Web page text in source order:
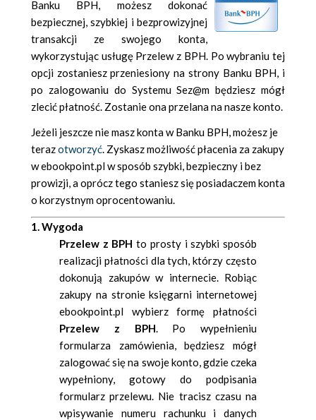
Banku BPH, możesz dokonać
bezpiecznej, szybkiej i bezprowizyjnej
transakcji ze swojego konta,
wykorzystując usługę Przelew z BPH. Po wybraniu tej
opcji zostaniesz przeniesiony na strony Banku BPH, i
po zalogowaniu do Systemu Sez@m będziesz mógł
zlecić płatność. Zostanie ona przelana na nasze konto.
Jeżeli jeszcze nie masz konta w Banku BPH, możesz je
terazotworzyć. Zyskasz możliwość płacenia za zakupy
w ebookpoint.pl w sposób szybki, bezpieczny i bez
prowizji, a oprócz tego staniesz się posiadaczem konta
o korzystnym oprocentowaniu.
1. Wygoda
Przelew z BPH to prosty i szybki sposób
realizacji płatności dla tych, którzy często
dokonują zakupów w internecie. Robiąc
zakupy na stronie księgarni internetowej
ebookpoint.pl wybierz formę płatności
Przelew z BPH. Po wypełnieniu
formularza zamówienia, będziesz mógł
zalogować się na swoje konto, gdzie czeka
wypełniony, gotowy do podpisania
formularz przelewu. Nie tracisz czasu na
wpisywanie numeru rachunku i danych